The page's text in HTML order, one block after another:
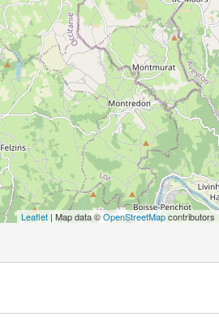
Leaflet | Map data ©OpenStreetMapcontributors